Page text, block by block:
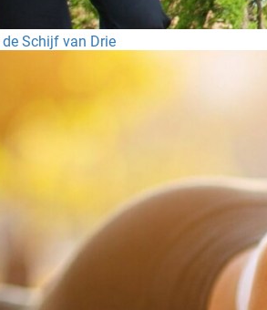
Schijf van Drie